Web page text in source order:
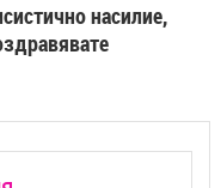
насилие,